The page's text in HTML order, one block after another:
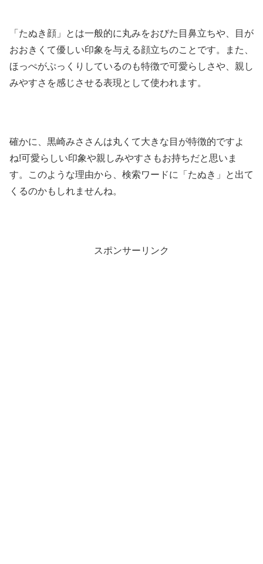
「たぬき顔」とは一般的に丸みをおびた目鼻立ちや、目が
おおきくて優しい印象を与える顔立ちのことです。また、
ほっぺがぷっくりしているのも特徴で可愛らしさや、親し
みやすさを感じさせる表現として使われます。
確かに、黒崎みささんは丸くて大きな目が特徴的ですよ
ね!可愛らしい印象や親しみやすさもお持ちだと思いま
す。このような理由から、検索ワードに「たぬき」と出て
くるのかもしれませんね。
スポンサーリンク